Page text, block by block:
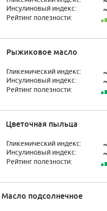
Инсулиновый индекс: ~
Рейтинг полезности:
Рыжиковое масло
Гликемический индекс: ~
Инсулиновый индекс: ~
Рейтинг полезности:
Цветочная пыльца
Гликемический индекс: ~
Инсулиновый индекс: ~
Рейтинг полезности:
Масло подсолнечное